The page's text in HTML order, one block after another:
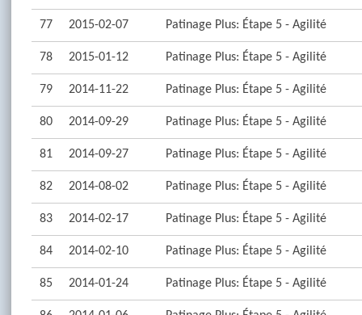
77 2015-02-07 Patinage Plus: Étape 5 - Agilité
78 2015-01-12 Patinage Plus: Étape 5 - Agilité
79 2014-11-22 Patinage Plus: Étape 5 - Agilité
80 2014-09-29 Patinage Plus: Étape 5 - Agilité
81 2014-09-27 Patinage Plus: Étape 5 - Agilité
82 2014-08-02 Patinage Plus: Étape 5 - Agilité
83 2014-02-17 Patinage Plus: Étape 5 - Agilité
84 2014-02-10 Patinage Plus: Étape 5 - Agilité
85 2014-01-24 Patinage Plus: Étape 5 - Agilité